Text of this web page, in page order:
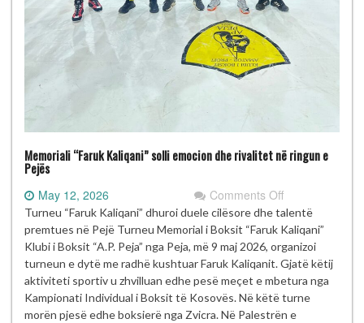
Memoriali “Faruk Kaliqani” solli emocion dhe rivalitet në ringun e
Pejës
May 12, 2026 Comments Offon
Memoriali
“Faruk
Kaliqani”
solli
emocion
dhe
rivalitet
Turneu “Faruk Kaliqani” dhuroi duele cilësore dhe talentë
premtues në Pejë Turneu Memorial i Boksit “Faruk Kaliqani”
Klubi i Boksit “A.P. Peja” nga Peja, më 9 maj 2026, organizoi
turneun e dytë me radhë kushtuar Faruk Kaliqanit. Gjatë këtij
aktiviteti sportiv u zhvilluan edhe pesë meçet e mbetura nga
Kampionati Individual i Boksit të Kosovës. Në këtë turne
morën pjesë edhe boksierë nga Zvicra. Në Palestrën e